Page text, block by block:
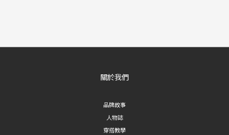
關於我們
品牌故事
人物誌
穿搭教學